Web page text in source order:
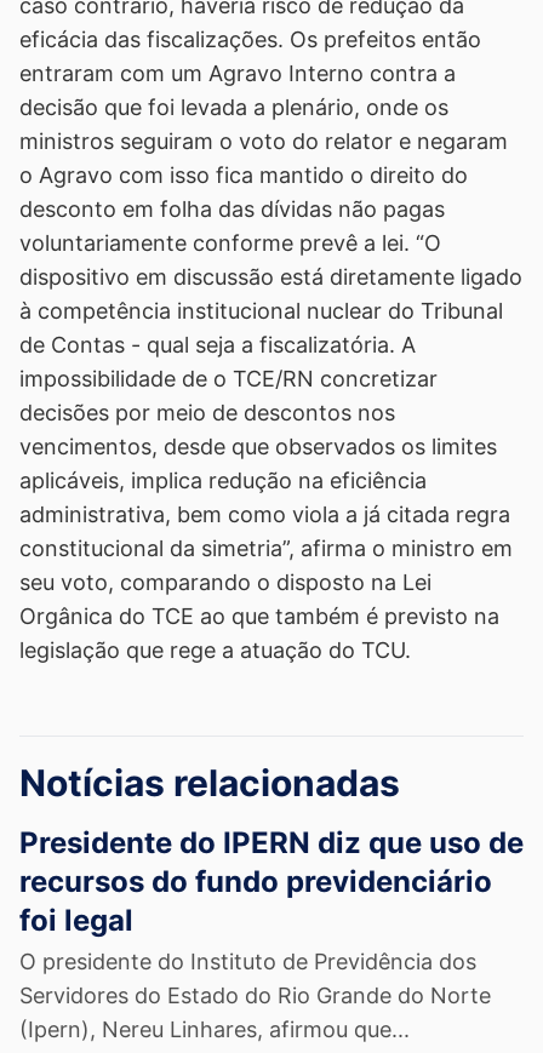
caso contrário, haveria risco de redução da
eficácia das fiscalizações. Os prefeitos então
entraram com um Agravo Interno contra a
decisão que foi levada a plenário, onde os
ministros seguiram o voto do relator e negaram
o Agravo com isso fica mantido o direito do
desconto em folha das dívidas não pagas
voluntariamente conforme prevê a lei. “O
dispositivo em discussão está diretamente ligado
à competência institucional nuclear do Tribunal
de Contas - qual seja a fiscalizatória. A
impossibilidade de o TCE/RN concretizar
decisões por meio de descontos nos
vencimentos, desde que observados os limites
aplicáveis, implica redução na eficiência
administrativa, bem como viola a já citada regra
constitucional da simetria”, afirma o ministro em
seu voto, comparando o disposto na Lei
Orgânica do TCE ao que também é previsto na
legislação que rege a atuação do TCU.
Notícias relacionadas
Presidente do IPERN diz que uso de
recursos do fundo previdenciário
foi legal
O presidente do Instituto de Previdência dos
Servidores do Estado do Rio Grande do Norte
(Ipern), Nereu Linhares, afirmou que...